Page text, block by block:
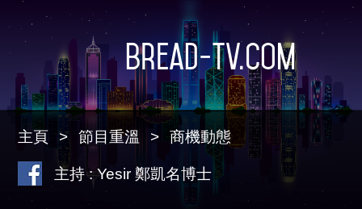
Bread-TV.com
主頁 節目重溫 商機動態
主持 : Yesir 鄭凱名博士